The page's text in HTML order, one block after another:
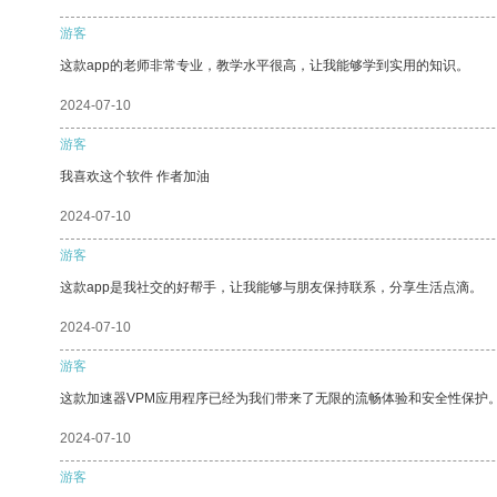
游客
这款app的老师非常专业，教学水平很高，让我能够学到实用的知识。
2024-07-10
游客
我喜欢这个软件 作者加油
2024-07-10
游客
这款app是我社交的好帮手，让我能够与朋友保持联系，分享生活点滴。
2024-07-10
游客
这款加速器VPM应用程序已经为我们带来了无限的流畅体验和安全性保护
2024-07-10
游客